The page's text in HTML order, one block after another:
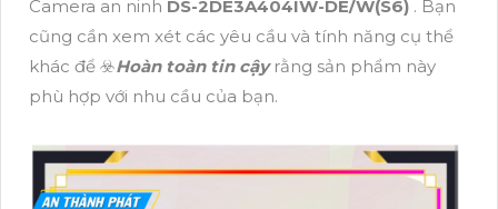
Camera an ninh DS-2DE3A404IW-DE/W(S6) . Bạn
cũng cần xem xét các yêu cầu và tính năng cụ thể
khác để ☣️Hoàn toàn tin cậyrằng sản phẩm này
phù hợp với nhu cầu của bạn.